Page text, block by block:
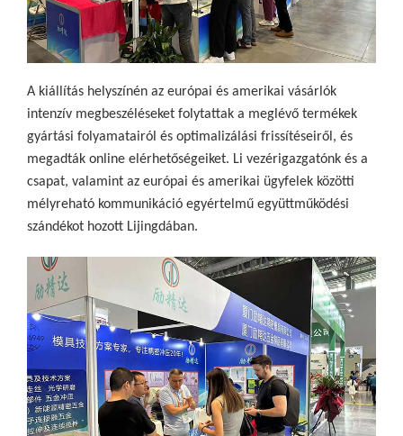
A kiállítás helyszínén az európai és amerikai vásárlók
intenzív megbeszéléseket folytattak a meglévő termékek
gyártási folyamatairól és optimalizálási frissítéseiről, és
megadták online elérhetőségeiket. Li vezérigazgatónk és a
csapat, valamint az európai és amerikai ügyfelek közötti
mélyreható kommunikáció egyértelmű együttműködési
szándékot hozott Lijingdában.